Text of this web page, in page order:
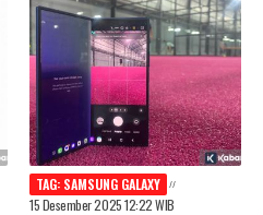
TAG: SAMSUNG GALAXY
15 Desember 2025 12:22 WIB